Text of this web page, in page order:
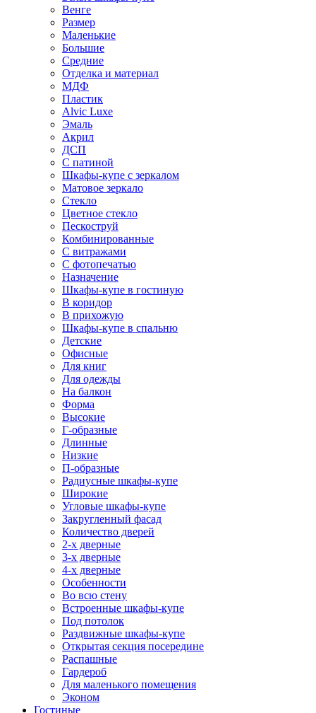
Венге
Размер
Маленькие
Большие
Средние
Отделка и материал
МДФ
Пластик
Alvic Luxe
Эмаль
Акрил
ДСП
С патиной
Шкафы-купе с зеркалом
Матовое зеркало
Стекло
Цветное стекло
Пескоструй
Комбинированные
С витражами
С фотопечатью
Назначение
Шкафы-купе в гостиную
В коридор
В прихожую
Шкафы-купе в спальню
Детские
Офисные
Для книг
Для одежды
На балкон
Форма
Высокие
Г-образные
Длинные
Низкие
П-образные
Радиусные шкафы-купе
Широкие
Угловые шкафы-купе
Закругленный фасад
Количество дверей
2-х дверные
3-х дверные
4-х дверные
Особенности
Во всю стену
Встроенные шкафы-купе
Под потолок
Раздвижные шкафы-купе
Открытая секция посередине
Распашные
Гардероб
Для маленького помещения
Эконом
Гостиные